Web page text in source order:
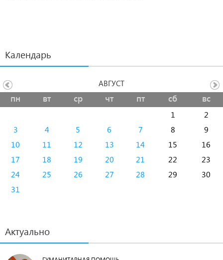
Календарь
пн вт ср чт пт сб вс
1
2
3
4 5 6 7 8
9
10
11 12 13 14 15
16
17
18 19 20 21 22
23
24
25 26 27 28 29
30
31
АВГУСТ
Актуально